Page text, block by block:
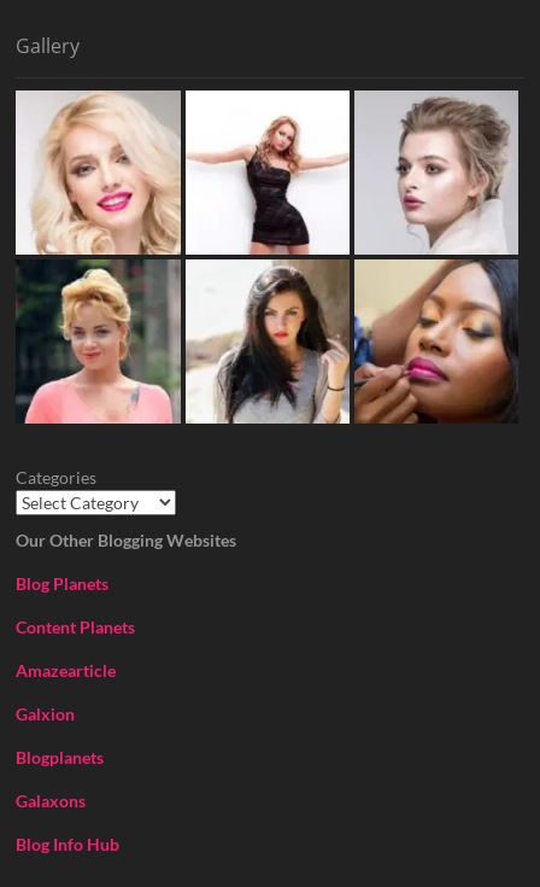
Gallery
Categories
Our Other Blogging Websites
Blog Planets
Content Planets
Amazearticle
Galxion
Blogplanets
Galaxons
Blog Info Hub